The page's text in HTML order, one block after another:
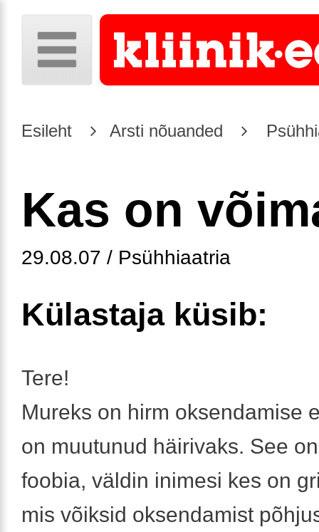
Esileht Arsti nõuanded
Kas on
29.08.07 / Psühhiaatria
Külastaja küsib:
Tere!
Mureks on hirm oksendamise
on muutunud häirivaks. See
foobia, väldin inimesi kes on
mis võiksid oksendamist